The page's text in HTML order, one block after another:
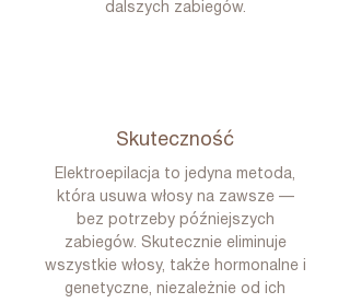
dalszych zabiegów.
Skuteczność
Elektroepilacja to jedyna metoda,
która usuwa włosy na zawsze —
bez potrzeby późniejszych
zabiegów. Skutecznie eliminuje
wszystkie włosy, także hormonalne i
genetyczne, niezależnie od ich